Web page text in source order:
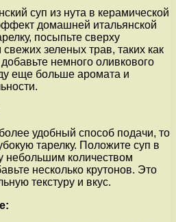
суп из нута в керамической
домашней итальянской
посыпьте сверху
зеленых трав, таких как
немного оливкового
еще больше аромата и
удобный способ подачи, то
тарелку. Положите суп в
небольшим количеством
несколько крутонов. Это
текстуру и вкус.